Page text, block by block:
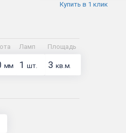
Купить в 1 клик
Ламп Площадь
мм 1 шт. 3 кв.м.